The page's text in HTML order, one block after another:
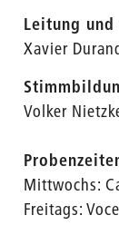
Leitung
Xavier
Volker
Mittwochs:
Freitags: